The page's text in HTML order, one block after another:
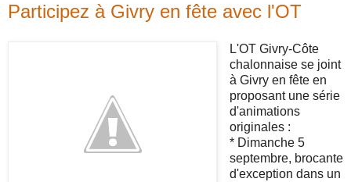
Participez à Givry en fête avec l'OT
L'OT Givry-Côte
chalonnaise se joint
à Givry en fête en
proposant une série
d'animations
originales :
* Dimanche 5
septembre, brocante
d'exception dans un